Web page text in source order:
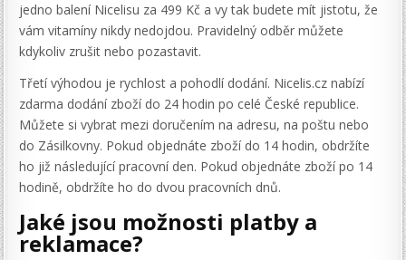
jedno balení Nicelisu za 499 Kč a vy tak budete mít jistotu, že
vám vitamíny nikdy nedojdou. Pravidelný odběr můžete
kdykoliv zrušit nebo pozastavit.
Třetí výhodou je rychlost a pohodlí dodání. Nicelis.cz nabízí
zdarma dodání zboží do 24 hodin po celé České republice.
Můžete si vybrat mezi doručením na adresu, na poštu nebo
do Zásilkovny. Pokud objednáte zboží do 14 hodin, obdržíte
ho již následující pracovní den. Pokud objednáte zboží po 14
hodině, obdržíte ho do dvou pracovních dnů.
Jaké jsou možnosti platby a
reklamace?